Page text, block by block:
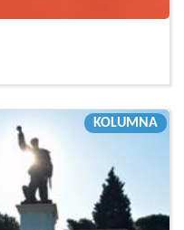
KOLUMNA